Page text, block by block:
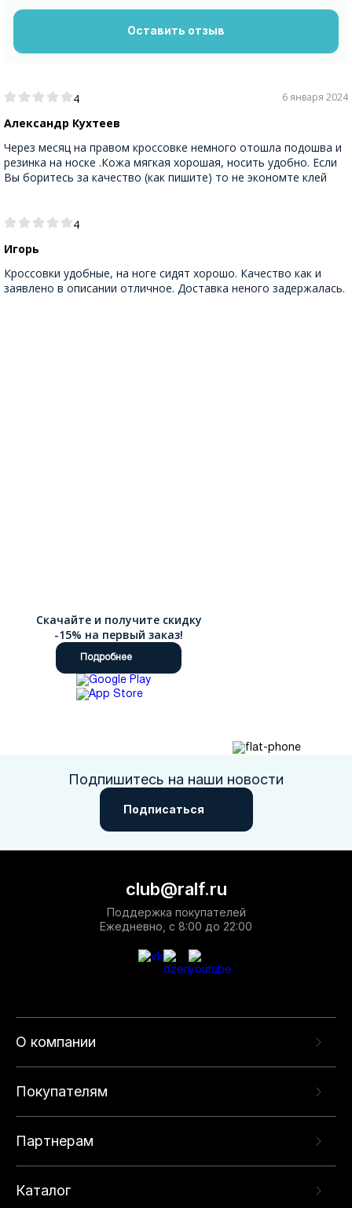
4
Александр Кухтеев
6 января 2024
Через месяц на правом кроссовке немного отошла подошва и
резинка на носке .Кожа мягкая хорошая, носить удобно. Если
Вы боритесь за качество (как пишите) то не экономте клей
4
Игорь
Кроссовки удобные, на ноге сидят хорошо. Качество как и
заявлено в описании отличное. Доставка неного задержалась.
Оставить отзыв
Скачайте и получите скидку
-15% на первый заказ!
Подробнее
Подпишитесь на наши новости
Подписаться
О компании
Покупателям
Партнерам
Каталог
club@ralf.ru
Поддержка покупателей
Ежедневно, с 8:00 до 22:00